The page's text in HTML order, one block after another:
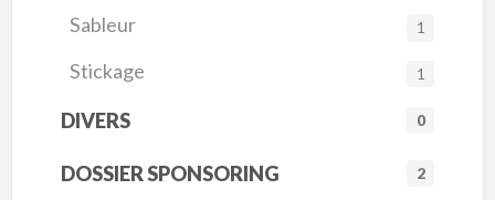
Sableur 1
Stickage 1
DIVERS 0
DOSSIER SPONSORING 2